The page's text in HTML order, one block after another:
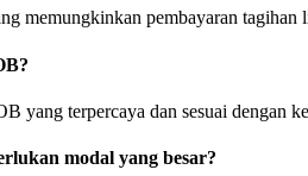
memungkinkan pembayaran
yang terpercaya dan sesuai dengan
modal yang besar?